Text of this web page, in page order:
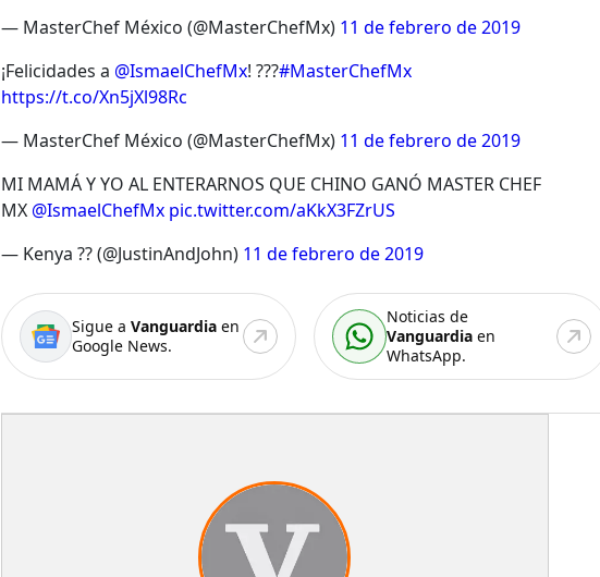
— MasterChef México (@MasterChefMx) 11 de febrero de 2019
¡Felicidades a @IsmaelChefMx! ???#MasterChefMx
https://t.co/Xn5jXl98Rc
— MasterChef México (@MasterChefMx) 11 de febrero de 2019
MI MAMÁ Y YO AL ENTERARNOS QUE CHINO GANÓ MASTER CHEF
MX @IsmaelChefMx pic.twitter.com/aKkX3FZrUS
— Kenya ?? (@JustinAndJohn) 11 de febrero de 2019
Sigue a Vanguardiaen
Google News.
Noticias de
Vanguardia en
WhatsApp.